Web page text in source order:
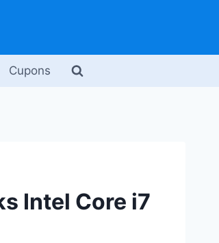
Cupons
Intel Core i7